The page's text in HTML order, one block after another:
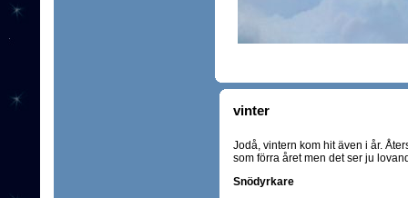
vinter
Jodå, vintern kom hit även i år.
som förra året men det ser ju
Snödyrkare